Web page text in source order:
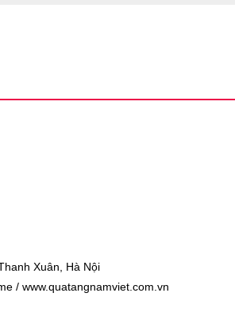
Xuân, Hà Nội
/ www.quatangnamviet.com.vn